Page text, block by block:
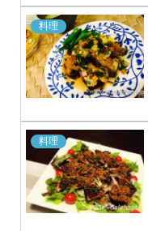
料理
料理